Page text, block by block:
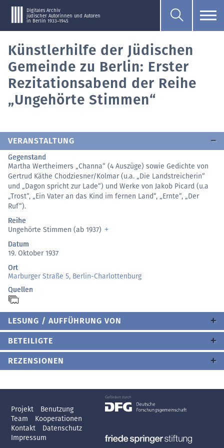
Digitales Archiv
jüdischer Autorinnen und Autoren
in Berlin 1933–1945
Künstlerhilfe der Jüdischen
Gemeinde zu Berlin: Erster
Rezitationsabend der Reihe
„Ungehörte Stimmen“
VERANSTALTUNG
Gegenstand
Martha Wertheimers „Channa“ (4 Auszüge) sowie Gedichte von
Gertrud Käthe Chodziesner/Kolmar (u.a. „Die Landstreicherin“
und „Dagon spricht zur Lade“) und Werke von Jakob Picard (u.a
„Trost“, „Ein Vater an das Kind im fernen Land“, „Ernte“, „Der
Ruf“).
Reihe
Ungehörte Stimmen (ab 1937)
Datum
19. Oktober 1937
Ort
Marburger Straße 5, Berlin-Charlottenburg
Quellen
LESUNG / AUFFÜHRUNG VON
BETEILIGTE
REZENSIONEN
Projekt
Benutzung
Team
Kooperationen
Kontakt
Datenschutz
Impressum